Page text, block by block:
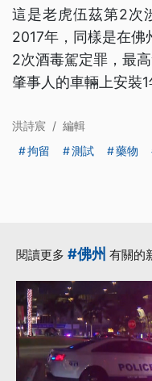
這是老虎伍茲第2次
2017年，同樣是在佛
2次酒毒駕定罪，最
肇事人的車輛上安裝1
洪詩宸 / 編輯
拘留
測試 藥物
閱讀更多 #佛州 有關的